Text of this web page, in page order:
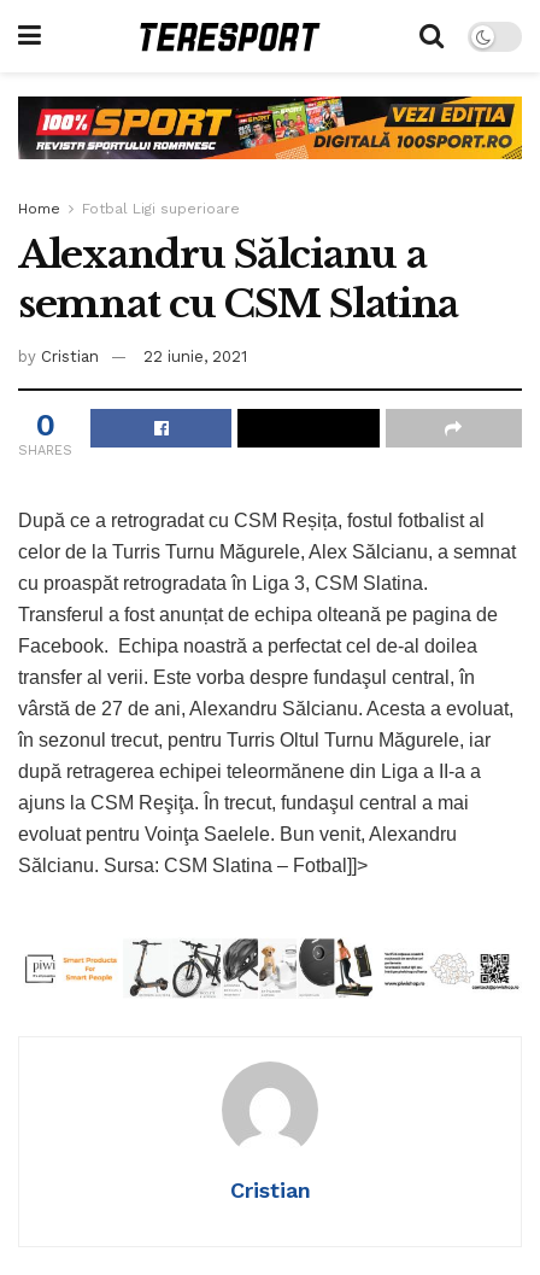
Home Fotbal Ligi superioare
Alexandru Sălcianu a
semnat cu CSM Slatina
by Cristian 22 iunie, 2021
0
SHARES
După ce a retrogradat cu CSM Reșița, fostul fotbalist al
celor de la Turris Turnu Măgurele, Alex Sălcianu, a semnat
cu proaspăt retrogradata în Liga 3, CSM Slatina.
Transferul a fost anunțat de echipa olteană pe pagina de
Facebook. Echipa noastră a perfectat cel de-al doilea
transfer al verii. Este vorba despre fundaşul central, în
vârstă de 27 de ani, Alexandru Sălcianu. Acesta a evoluat,
în sezonul trecut, pentru Turris Oltul Turnu Măgurele, iar
după retragerea echipei teleormănene din Liga a II-a a
ajuns la CSM Reşiţa. În trecut, fundaşul central a mai
evoluat pentru Voinţa Saelele. Bun venit, Alexandru
Sălcianu. Sursa: CSM Slatina – Fotbal]]>
Cristian